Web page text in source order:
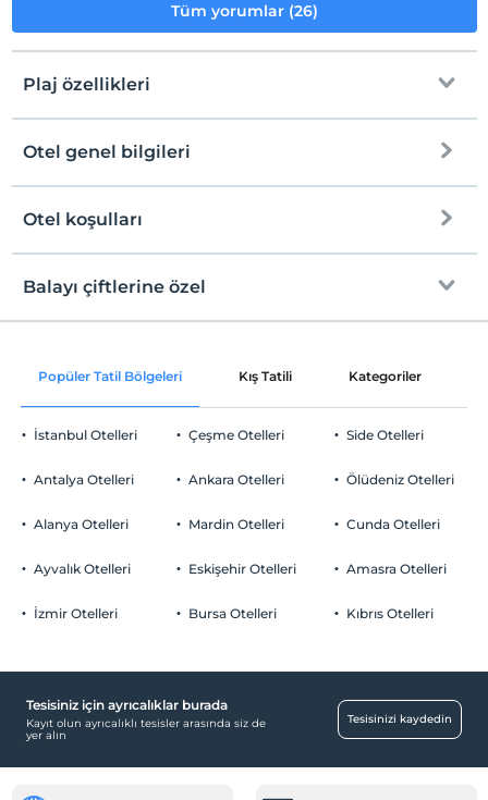
Tüm yorumlar (26)
Plaj özellikleri
Plaja
Kum, çakıl karışık plaj
Beach Bar
Platform
Otel genel bilgileri
Ücretsiz Wi-fi
Otopark (Tesis bünyesinde)
Çocuk karyolası
Temizlik Hizmetleri
Otel koşulları
Check/in
En erken saat 14:00 ve sonrası
Check/out
Evcil Hayvan
Sigara
Çocuklar
Her bir oda için 5 yaşına kadar 1 çocuk ücretsizdir
Balayı çiftlerine özel
Odaya şarap ikramı
Oda süslemesi
Popüler Tatil Bölgeleri Kış Tatili Kategoriler
İstanbul Otelleri
Antalya Otelleri
Alanya Otelleri
Ayvalık Otelleri
İzmir Otelleri
Çeşme Otelleri
Ankara Otelleri
Mardin Otelleri
Eskişehir Otelleri
Bursa Otelleri
Side Otelleri
Ölüdeniz Otelleri
Cunda Otelleri
Amasra Otelleri
Kıbrıs Otelleri
Tesisiniz için ayrıcalıklar burada
Kayıt olun ayrıcalıklı tesisler arasında siz de
yer alın
Tesisinizi kaydedin